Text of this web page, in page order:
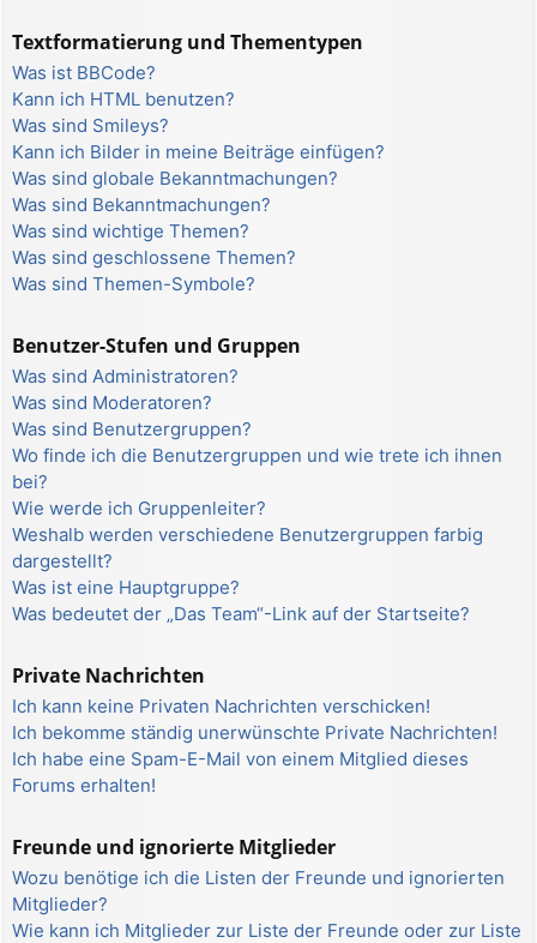
Textformatierung und Thementypen
Was ist BBCode?
Kann ich HTML benutzen?
Was sind Smileys?
Kann ich Bilder in meine Beiträge einfügen?
Was sind globale Bekanntmachungen?
Was sind Bekanntmachungen?
Was sind wichtige Themen?
Was sind geschlossene Themen?
Was sind Themen-Symbole?
Benutzer-Stufen und Gruppen
Was sind Administratoren?
Was sind Moderatoren?
Was sind Benutzergruppen?
Wo finde ich die Benutzergruppen und wie trete ich ihnen
bei?
Wie werde ich Gruppenleiter?
Weshalb werden verschiedene Benutzergruppen farbig
dargestellt?
Was ist eine Hauptgruppe?
Was bedeutet der „Das Team“-Link auf der Startseite?
Private Nachrichten
Ich kann keine Privaten Nachrichten verschicken!
Ich bekomme ständig unerwünschte Private Nachrichten!
Ich habe eine Spam-E-Mail von einem Mitglied dieses
Forums erhalten!
Freunde und ignorierte Mitglieder
Wozu benötige ich die Listen der Freunde und ignorierten
Mitglieder?
Wie kann ich Mitglieder zur Liste der Freunde oder zur Liste